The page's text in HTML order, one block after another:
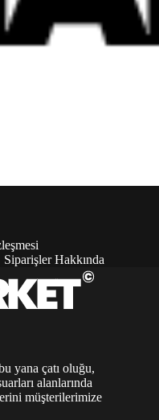
Siparişler Hakkında
yana çatı oluğu,
alanlarında
müşterilerimize